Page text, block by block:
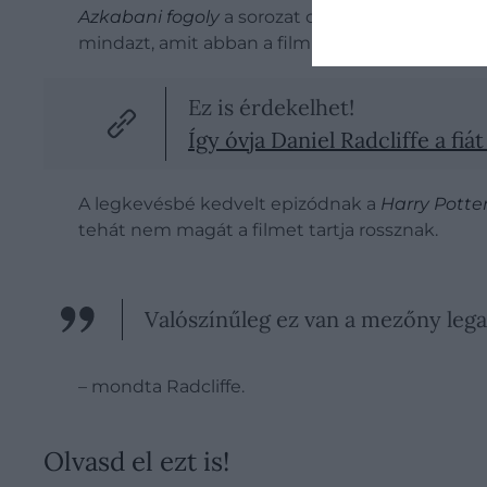
Azkabani fogoly a sorozat csúcspontja, ő
mindazt, amit abban a filmben színészként
Ez is érdekelhet!
Így óvja Daniel Radcliffe a
A legkevésbé kedvelt epizódnak a Harry
tehát nem magát a filmet tartja rossznak.
Valószínűleg ez van a mezőny
– mondta Radcliffe.
Olvasd el ezt is!